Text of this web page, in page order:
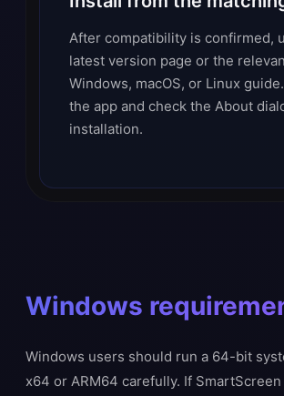
After compatibility is confirmed,
latest version page or the
Windows, macOS, or Linux
the app and check the About
installation.
Windows
Windows users should run a 64-bit
x64 or ARM64 carefully. If